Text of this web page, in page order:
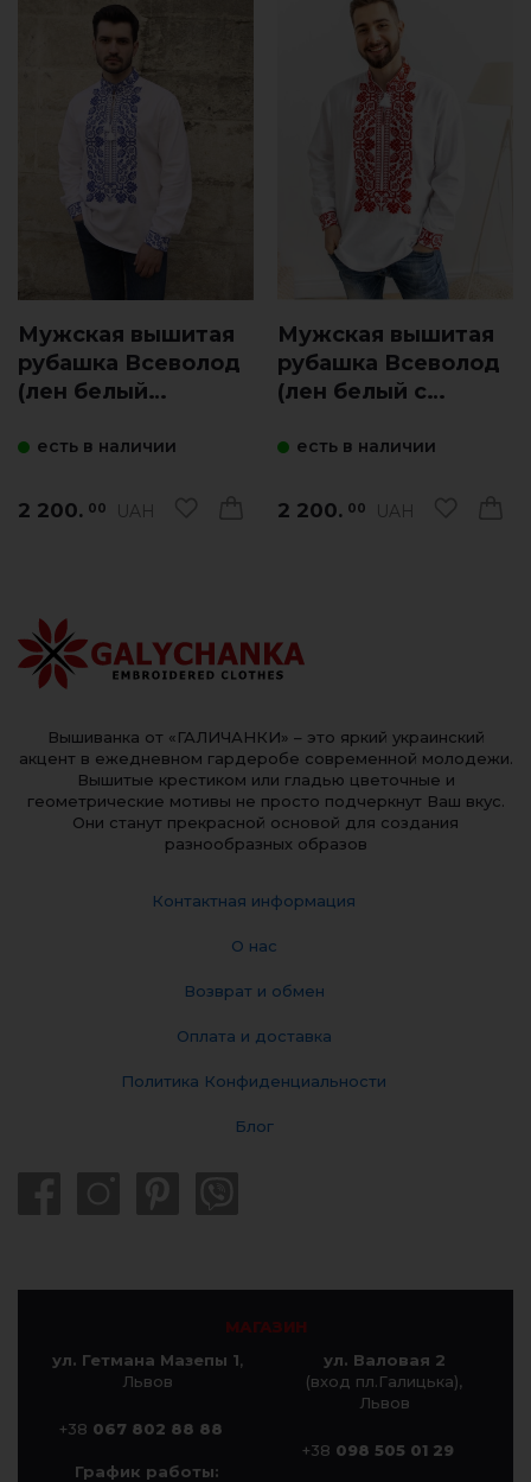
Мужская вышитая
рубашка Всеволод
(лен белый
есть в наличии
2 200. 00 UAH
Мужская вышитая
рубашка Всеволод
(лен белый с
есть в наличии
2 200. 00 UAH
Вышиванка от «ГАЛИЧАНКИ» – это яркий украинский
акцент в ежедневном гардеробе современной молодежи.
Вышитые крестиком или гладью цветочные и
геометрические мотивы не просто подчеркнут Ваш вкус.
Они станут прекрасной основой для создания
разнообразных образов
Контактная информация
О нас
Возврат и обмен
Оплата и доставка
Политика Конфиденциальности
Блог
МАГАЗИН
ул. Гетмана Мазепы 1,
Львов
+38 067 802 88 88
График работы:
ул. Валовая 2
(вход пл.Галицька),
Львов
+38 098 505 01 29